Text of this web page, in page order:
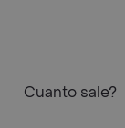
Cuanto sale?